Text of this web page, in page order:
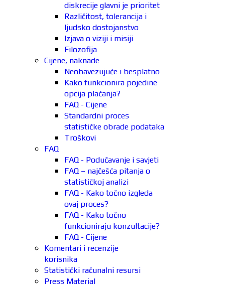
diskrecije glavni je prioritet
Različitost, tolerancija i
ljudsko dostojanstvo
Izjava o viziji i misiji
Filozofija
Cijene, naknade
Neobavezujuće i besplatno
Kako funkcionira pojedine
opcija plaćanja?
FAQ - Cijene
Standardni proces
statističke obrade podataka
Troškovi
FAQ
FAQ - Podučavanje i savjeti
FAQ – najčešća pitanja o
statističkoj analizi
FAQ - Kako točno izgleda
ovaj proces?
FAQ - Kako točno
funkcioniraju konzultacije?
FAQ - Cijene
Komentari i recenzije
korisnika
Statistički računalni resursi
Press Material